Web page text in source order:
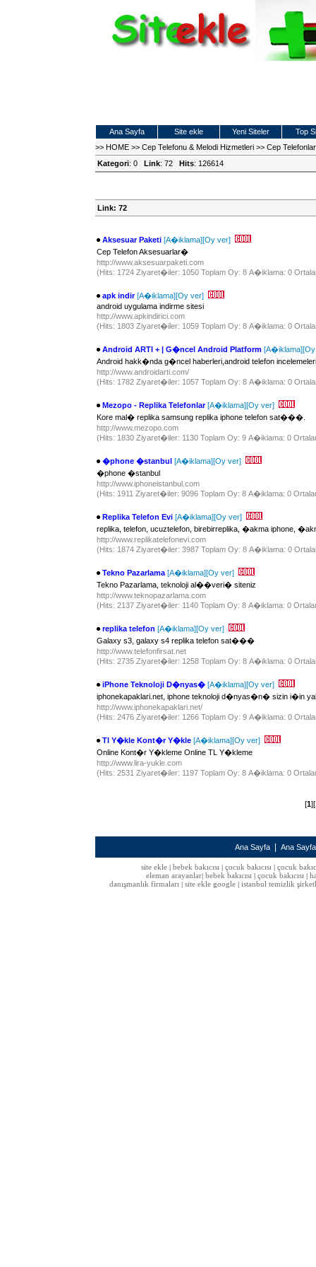
Ana Sayfa Site ekle Yeni Siteler
Top
>> HOME >> Cep Telefonu & Melodi Hizmetleri >> Cep
Kategori: 0 Link: 72 Hits: 126614
Link: 72
Aksesuar Paketi [A�iklama][Oy ver]
Cep Telefon Aksesuarlar�
http://www.aksesuarpaketi.com
(Hits: 1724 Ziyaret�iler: 1050 Toplam Oy: 8 A�iklama: 0
apk indir [A�iklama][Oy ver]
android uygulama indirme sitesi
http://www.apkindirici.com
(Hits: 1803 Ziyaret�iler: 1059 Toplam Oy: 8 A�iklama: 0
Android ARTI + | G�ncel Android Platform [A�iklama]
Android hakk�nda g�ncel haberleri,android telefon
http://www.androidarti.com/
(Hits: 1782 Ziyaret�iler: 1057 Toplam Oy: 8 A�iklama: 0
Mezopo - Replika Telefonlar [A�iklama][Oy ver]
Kore mal� replika samsung replika iphone telefon sat���.
http://www.mezopo.com
(Hits: 1830 Ziyaret�iler: 1130 Toplam Oy: 9 A�iklama: 0
�phone �stanbul [A�iklama][Oy ver]
�phone �stanbul
http://www.iphoneistanbul.com
(Hits: 1911 Ziyaret�iler: 9096 Toplam Oy: 8 A�iklama: 0
Replika Telefon Evi [A�iklama][Oy ver]
replika, telefon, ucuztelefon, birebirreplika, �akma iphone,
http://www.replikatelefonevi.com
(Hits: 1874 Ziyaret�iler: 3987 Toplam Oy: 8 A�iklama: 0
Tekno Pazarlama [A�iklama][Oy ver]
Tekno Pazarlama, teknoloji al��veri� siteniz
http://www.teknopazarlama.com
(Hits: 2137 Ziyaret�iler: 1140 Toplam Oy: 8 A�iklama: 0
replika telefon [A�iklama][Oy ver]
Galaxy s3, galaxy s4 replika telefon sat���
http://www.telefonfirsat.net
(Hits: 2735 Ziyaret�iler: 1258 Toplam Oy: 8 A�iklama: 0
iPhone Teknoloji D�nyas� [A�iklama][Oy ver]
iphonekapaklari.net, iphone teknoloji d�nyas�n� sizin i�in
http://www.iphonekapaklari.net/
(Hits: 2476 Ziyaret�iler: 1266 Toplam Oy: 9 A�iklama: 0
Tl Y�kle Kont�r Y�kle [A�iklama][Oy ver]
Online Kont�r Y�kleme Online TL Y�kleme
http://www.lira-yukle.com
(Hits: 2531 Ziyaret�iler: 1197 Toplam Oy: 8 A�iklama: 0
[1][
Ana Sayfa Ana
site ekle| bebek bakıcısı| çocuk bakıcısı| çocuk
eleman arayanlar bebek bakıcısı çocuk bakıcısı
danışmanlık firmaları
site ekle google istanbul temizlik